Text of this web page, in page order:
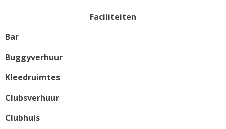
Faciliteiten
Bar
Buggyverhuur
Kleedruimtes
Clubsverhuur
Clubhuis